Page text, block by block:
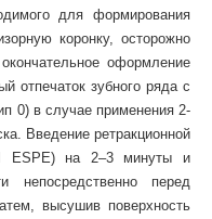
для формирования
коронку, осторожно
оформление
отпечаток зубного ряда с
0) в случае применения 2-
Введение ретракционной
ESPE) на 2–3 минуты и
непосредственно перед
высушив поверхность